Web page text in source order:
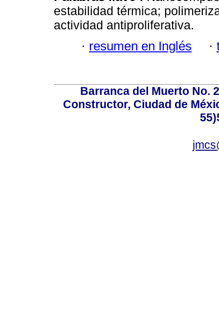
estabilidad térmica;
actividad antiproliferativa.
· resumen en Inglés ·
Barranca del Muerto No.
Constructor, Ciudad de